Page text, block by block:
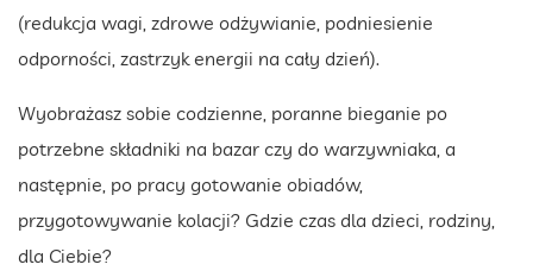
(redukcja wagi, zdrowe odżywianie, podniesienie
odporności, zastrzyk energii na cały dzień).
Wyobrażasz sobie codzienne, poranne bieganie po
potrzebne składniki na bazar czy do warzywniaka, a
następnie, po pracy gotowanie obiadów,
przygotowywanie kolacji? Gdzie czas dla dzieci, rodziny,
dla Ciebie?